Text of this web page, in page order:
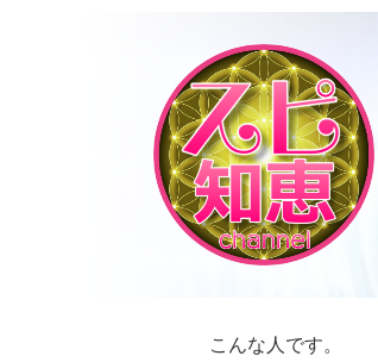
こんな人です。